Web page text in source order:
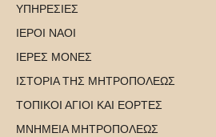
ΥΠΗΡΕΣΙΕΣ
ΙΕΡΟΙ ΝΑΟΙ
ΙΕΡΕΣ ΜΟΝΕΣ
ΙΣΤΟΡΙΑ ΤΗΣ ΜΗΤΡΟΠΟΛΕΩΣ
ΤΟΠΙΚΟΙ ΑΓΙΟΙ ΚΑΙ ΕΟΡΤΕΣ
ΜΝΗΜΕΙΑ ΜΗΤΡΟΠΟΛΕΩΣ